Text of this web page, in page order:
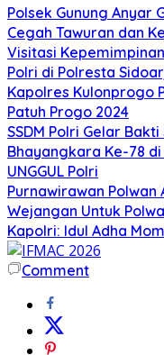
Polsek Gunung Anyar
Cegah Tawuran dan
Visitasi
Polri di Polresta
Kapolres Kulonprogo
Patuh Progo 2024
SSDM Polri Gelar
Bhayangkara Ke-78 di
UNGGUL Polri
Purnawirawan
Wejangan Untuk
Kapolri: Idul Adha
Comment